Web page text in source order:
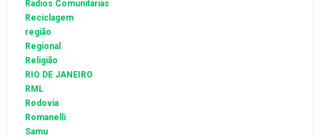
Rádios Comunitárias
Reciclagem
região
Regional
Religião
RIO DE JANEIRO
RML
Rodovia
Romanelli
Samu